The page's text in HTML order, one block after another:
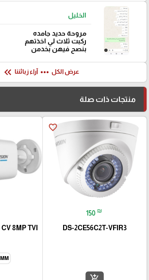
الخليل
مروحة حديد جامده
ركبت ثلاث لي اخذتهم
بنصح فيهن بخدمن
عرض الكل more_horiz آراء زبائننا keyboard_double_arrow_left
منتجات ذات صلة
favorite_border
150 ₪
DS-2CE56C2T-VFIR3
8MP TVI